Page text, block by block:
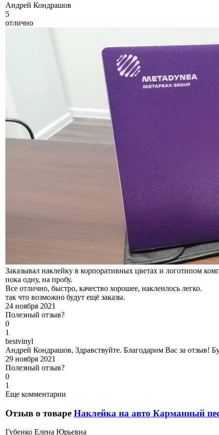
Андрей Кондрашов
5
отлично
Заказывал наклейку в корпоративных цветах и логотипом
пока одну, на пробу.
Все отлично, быстро, качество хорошее, наклеилось легко.
так что возможно будут ещё заказы.
24 ноября 2021
Полезный отзыв?
0
1
bestvinyl
Андрей Кондрашов, Здравствуйте. Благодарим Вас за отзыв!
29 ноября 2021
Полезный отзыв?
0
1
Еще комментарии
Отзыв о товаре Наклейка на авто Карманный
Губенко Елена Юрьевна